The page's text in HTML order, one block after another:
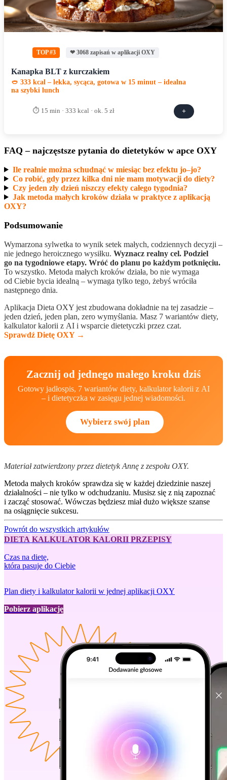
TOP #3 ❤ 3068 zapisań w aplikacji OXY
Kanapka BLT z kurczakiem
🥙 333 kcal – lekka, sycąca, gotowa w 15 minut – idealna
na szybki lunch
⏱ 15 min · 333 kcal · ok. 5 zł +
FAQ – najczęstsze pytania do dietetyków w apce OXY
Ile realnie można schudnąć w miesiąc bez efektu jo–jo?
Co robić, gdy przez kilka dni nie mam motywacji do diety?
Czy jeden zły dzień niszczy efekty całego tygodnia?
Jak metoda małych kroków działa w praktyce z aplikacją
OXY?
Podsumowanie
Wymarzona sylwetka to wynik setek małych, codziennych decyzji –
nie jednego heroicznego wysiłku. Wyznacz realny cel. Podziel
go na tygodniowe etapy. Wróć do planu po każdym potknięciu.
To wszystko. Metoda małych kroków działa, bo nie wymaga
od Ciebie bycia idealną – wymaga tylko tego, żebyś wróciła
następnego dnia.
Aplikacja Dieta OXY jest zbudowana dokładnie na tej zasadzie –
jeden dzień, jeden plan, zero wymyślania. Masz 7 wariantów diety,
kalkulator kalorii z AI i wsparcie dietetyczki przez czat.
Sprawdź Dietę OXY →
Zacznij od jednego małego kroku dziś
Gotowy jadłospis, 7 wariantów diety, kalkulator kalorii z AI
– i dietetyczka w zasięgu jednej wiadomości.
Wybierz swój plan
Materiał zatwierdzony przez dietetyk Annę z zespołu OXY.
Metoda małych kroków sprawdza się w każdej dziedzinie naszej
działalności – nie tylko w odchudzaniu. Musisz się z nią zapoznać
i zacząć stosować. Wówczas będziesz miał dużo większe szanse
na osiągnięcie sukcesu.
Powrót do wszystkich artykułów
DIETA KALKULATOR KALORII PRZEPISY
Czas na dietę,
która pasuje do Ciebie
Plan diety i kalkulator kalorii w jednej aplikacji OXY
Pobierz aplikację